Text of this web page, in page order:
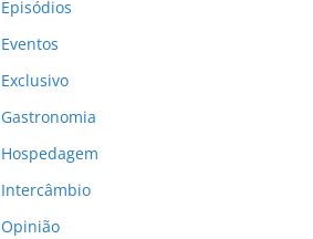
Episódios
Eventos
Exclusivo
Gastronomia
Hospedagem
Intercâmbio
Opinião